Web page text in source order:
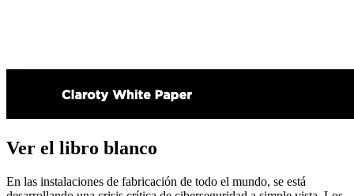
Ver el libro blanco
En las instalaciones de fabricación de todo el mundo, se está